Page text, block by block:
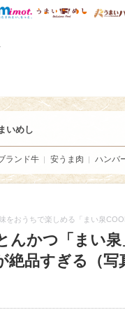
レぴあ総研 ディズニー特
mimot. うまい
いめし
ランド牛 安うま肉 ハンバ
おうちで楽しめる「まい泉
んかつ「まい
品すぎる（写